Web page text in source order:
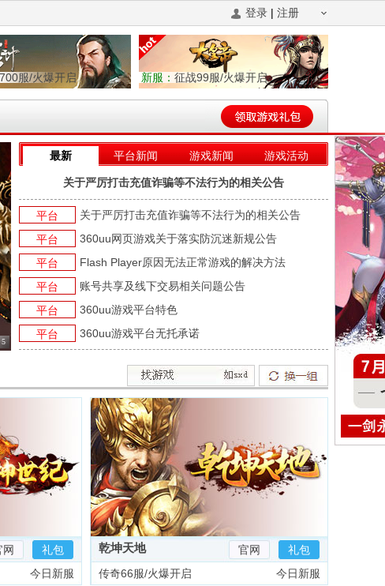
登录 | 注册
服/火爆开启 新服： 征战99服/火爆开启
5
最新 平台新闻 游戏新闻 游戏活动
关于严厉打击充值诈骗等不法行为的相关公告
平台
关于严厉打击充值诈骗等不法行为的相关公告
平台
360uu网页游戏关于落实防沉迷新规公告
平台
Flash Player原因无法正常游戏的解决方法
平台
账号共享及线下交易相关问题公告
平台
360uu游戏平台特色
平台
360uu游戏平台无托承诺
网
礼包
今日新服
乾坤天地 官网
礼包
今日新服
传奇66服/火爆开启